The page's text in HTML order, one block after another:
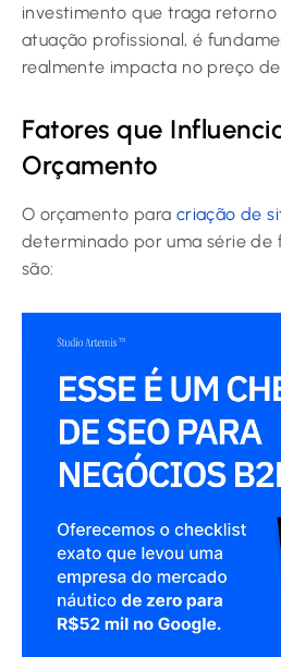
investimento que traga retorno
atuação profissional, é
realmente impacta no preço
Fatores que
Orçamento
O orçamento para criação de
determinado por uma série de
são: